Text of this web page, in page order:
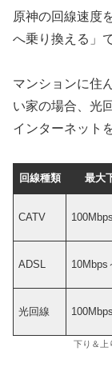
原神の回線速度
へ乗り換える」
マンションに住
い家の場合、光
インターネット
回線種類 最大
CATV
ADSL 10Mbps
光回線
下り＆上